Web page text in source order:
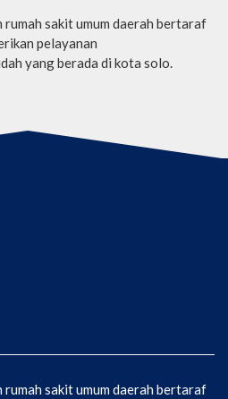
sakit umum daerah bertaraf
pelayanan
yang berada di kota solo.
sakit umum daerah bertaraf